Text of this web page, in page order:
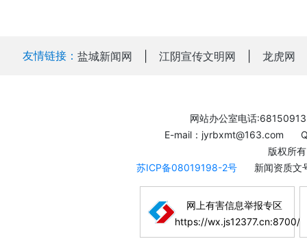
友情链接： 盐城新闻网 江阴宣传文明网 龙虎网
网站办公室电话:68150913
E-mail：jyrbxmt@163.com
版权所
苏ICP备08019198-2号
新闻资质
网上有害信息举报专区
https://wx.js12377.cn:8700/